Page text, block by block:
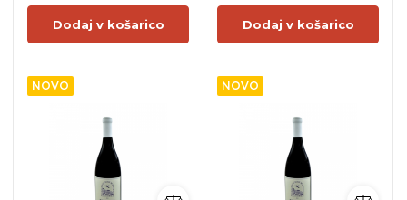
Dodaj v košarico Dodaj v košarico
NOVO NOVO